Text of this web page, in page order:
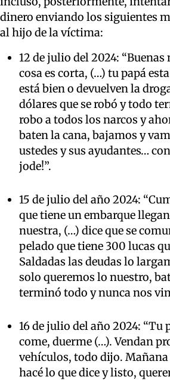
dinero enviando los siguientes
al hijo de la víctima:
12 de julio del 2024:
cosa es corta, (…) tu papá
está bien o devuelven la
dólares que se robó y todo
robo a todos los narcos y
baten la cana, bajamos y
ustedes y sus ayudantes…
jode!”.
15 de julio del año 2024:
que tiene un embarque
nuestra, (…) dice que se
pelado que tiene 300 lucas
Saldadas las deudas lo
solo queremos lo nuestro,
terminó todo y nunca nos
16 de julio del año 2024: “Tu
come, duerme (…). Vendan
vehículos, todo dijo.
hacé lo que dice y listo,